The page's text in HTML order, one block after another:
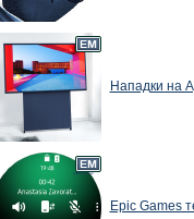
Нападки на
Epic Games